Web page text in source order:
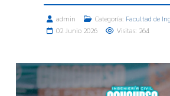
admin Categoría: Facultad de
02 Junio 2026
Visitas: 264